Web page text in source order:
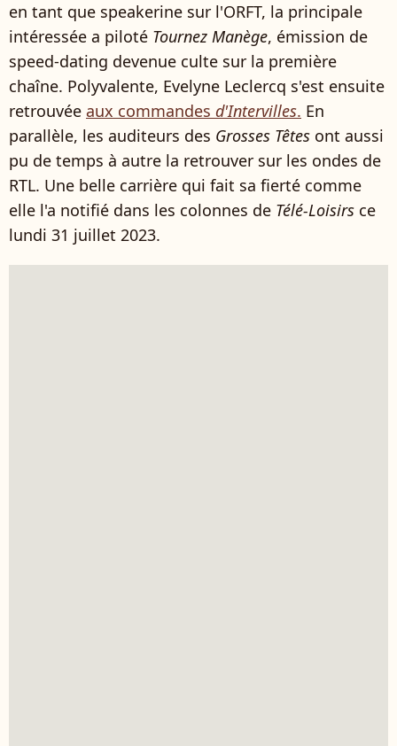
en tant que speakerine sur l'ORFT, la principale
intéressée a piloté Tournez Manège, émission de
speed-dating devenue culte sur la première
chaîne. Polyvalente, Evelyne Leclercq s'est ensuite
retrouvée aux commandes d'Intervilles. En
parallèle, les auditeurs des Grosses Têtes ont aussi
pu de temps à autre la retrouver sur les ondes de
RTL. Une belle carrière qui fait sa fierté comme
elle l'a notifié dans les colonnes de Télé-Loisirs ce
lundi 31 juillet 2023.